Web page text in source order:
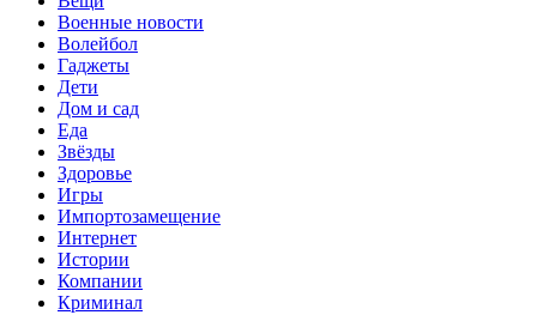
Военные новости
Волейбол
Гаджеты
Дети
Дом и сад
Еда
Звёзды
Здоровье
Игры
Импортозамещение
Интернет
Истории
Компании
Криминал